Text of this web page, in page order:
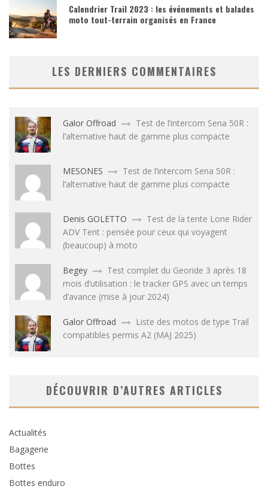
Calendrier Trail 2023 : les événements et balades
moto tout-terrain organisés en France
LES DERNIERS COMMENTAIRES
Galor Offroad
Test de l’intercom Sena 50R :
l’alternative haut de gamme plus compacte
MESONES
Test de l’intercom Sena 50R :
l’alternative haut de gamme plus compacte
Denis GOLETTO
Test de la tente Lone Rider
ADV Tent : pensée pour ceux qui voyagent
(beaucoup) à moto
Begey
Test complet du Georide 3 après 18
mois d’utilisation : le tracker GPS avec un temps
d’avance (mise à jour 2024)
Galor Offroad
Liste des motos de type Trail
compatibles permis A2 (MAJ 2025)
DÉCOUVRIR D’AUTRES ARTICLES
Actualités
Bagagerie
Bottes
Bottes enduro